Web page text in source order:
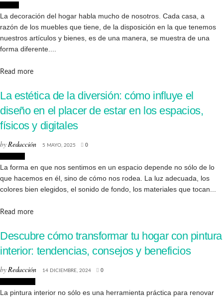
La decoración del hogar habla mucho de nosotros. Cada casa, a
razón de los muebles que tiene, de la disposición en la que tenemos
nuestros artículos y bienes, es de una manera, se muestra de una
forma diferente....
Read moreDetails
La estética de la diversión: cómo influye el
diseño en el placer de estar en los espacios,
físicos y digitales
byRedacción 5 MAYO, 2025 0
La forma en que nos sentimos en un espacio depende no sólo de lo
que hacemos en él, sino de cómo nos rodea. La luz adecuada, los
colores bien elegidos, el sonido de fondo, los materiales que tocan...
Read moreDetails
Descubre cómo transformar tu hogar con pintura
interior: tendencias, consejos y beneficios
byRedacción 14 DICIEMBRE, 2024 0
La pintura interior no sólo es una herramienta práctica para renovar